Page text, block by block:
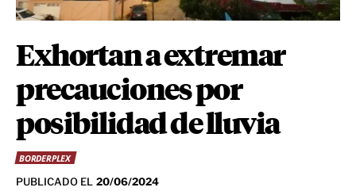
Exhortan a extremar
precauciones por
posibilidad de lluvia
BORDERPLEX
PUBLICADO EL 20/06/2024